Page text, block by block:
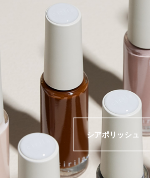
シアポリッシュ